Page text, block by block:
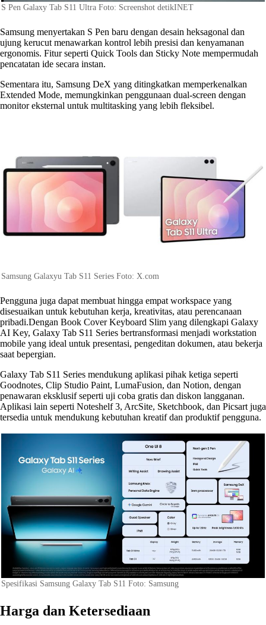
S Pen Galaxy Tab S11 Ultra Foto: Screenshot detikINET
Samsung menyertakan S Pen baru dengan desain heksagonal dan
ujung kerucut menawarkan kontrol lebih presisi dan kenyamanan
ergonomis. Fitur seperti Quick Tools dan Sticky Note mempermudah
pencatatan ide secara instan.
Sementara itu, Samsung DeX yang ditingkatkan memperkenalkan
Extended Mode, memungkinkan penggunaan dual-screen dengan
monitor eksternal untuk multitasking yang lebih fleksibel.
Samsung Galaxyu Tab S11 Series Foto: X.com
Pengguna juga dapat membuat hingga empat workspace yang
disesuaikan untuk kebutuhan kerja, kreativitas, atau perencanaan
pribadi.Dengan Book Cover Keyboard Slim yang dilengkapi Galaxy
AI Key, Galaxy Tab S11 Series bertransformasi menjadi workstation
mobile yang ideal untuk presentasi, pengeditan dokumen, atau bekerja
saat bepergian.
Galaxy Tab S11 Series mendukung aplikasi pihak ketiga seperti
Goodnotes, Clip Studio Paint, LumaFusion, dan Notion, dengan
penawaran eksklusif seperti uji coba gratis dan diskon langganan.
Aplikasi lain seperti Noteshelf 3, ArcSite, Sketchbook, dan Picsart juga
tersedia untuk mendukung kebutuhan kreatif dan produktif pengguna.
Spesifikasi Samsung Galaxy Tab S11 Foto: Samsung
Harga dan Ketersediaan